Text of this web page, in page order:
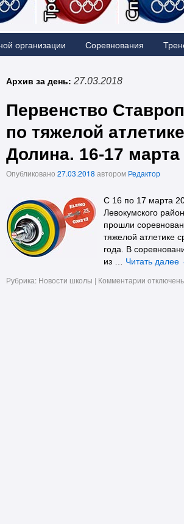
организации Соревнования
Архив за день: 27.03.2018
Первенство
по тяжелой
Долина. 16-17 марта
Опубликовано 27.03.2018 автором Редактор
С 16 по 17 марта
Левокумского
прошли
тяжелой атлетике
года. В
из … Читать далее
Рубрика: Новости школы | Комментарии